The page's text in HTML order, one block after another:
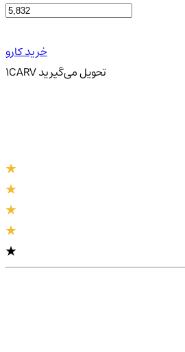
خرید کارو
1CARV تحویلمی‌گیرید